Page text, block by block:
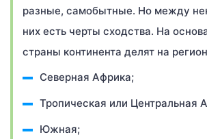
разные, самобытные. Но между
них есть черты сходства. На
страны континента делят на
Северная Африка;
Тропическая или Центральная
Южная;